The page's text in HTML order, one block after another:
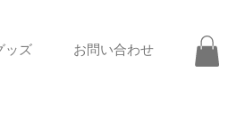
ッズ お問い合わせ